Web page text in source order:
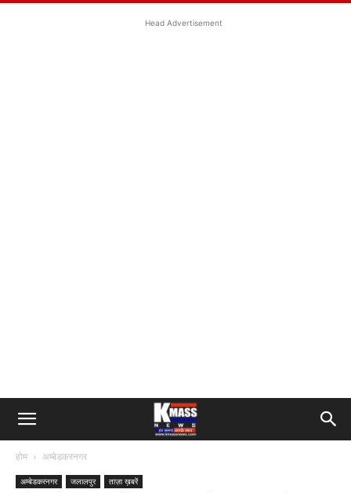
Head Advertisement
होम अम्बेडकरनगर
अम्बेडकरनगर जलालपुर ताज़ा ख़बरें